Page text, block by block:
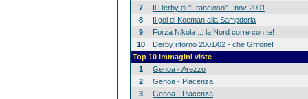
7
Il Derby di "Francioso" - nov 2001
8
Il gol di Koeman alla Sampdoria
9
Forza Nikola ... la Nord corre con te!
10
Derby ritorno 2001/02 - che Grifone!
Top 10 immagini viste
1
Genoa - Arezzo
2
Genoa - Piacenza
3
Genoa - Piacenza